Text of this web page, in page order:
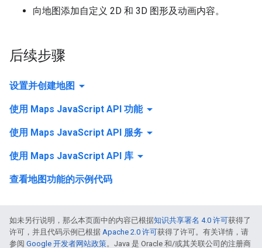
向地图添加自定义 2D 和 3D 图形及动画内容。
后续步骤
设置并创建地图 arrow_drop_down
使用 Maps JavaScript API 功能arrow_drop_down
使用 Maps JavaScript API 服务 arrow_drop_down
使用 Maps JavaScript API 库 arrow_drop_down
查看地图功能的示例代码
如未另行说明，那么本页面中的内容已根据知识共享署名 4.0 许可获得了
许可，并且代码示例已根据 Apache 2.0 许可获得了许可。有关详情，请
参阅 Google 开发者网站政策。Java 是 Oracle 和/或其关联公司的注册商